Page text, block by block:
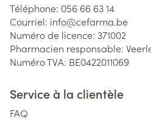
Téléphone: 056 66 63 14
Courriel: info@cefarma.be
Numéro de licence: 371002
Pharmacien responsable:
Numéro TVA: BE0422011069
Service à la clientèle
FAQ